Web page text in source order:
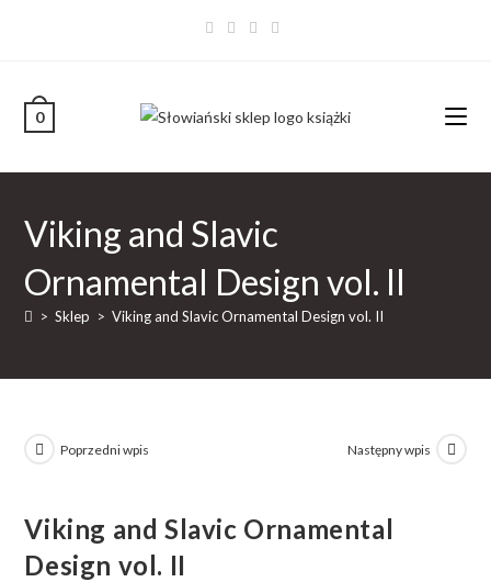
0
Viking and Slavic
Ornamental Design vol. II
> Sklep > Viking and Slavic Ornamental Design vol. II
Poprzedni wpis Następny wpis
Viking and Slavic Ornamental
Design vol. II